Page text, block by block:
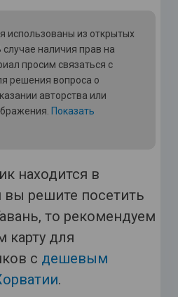
использованы из открытых
случае наличия прав на
просим связаться с
решения вопроса о
авторства или
Показать
находится в
вы решите посетить
то рекомендуем
карту для
с дешевым
.